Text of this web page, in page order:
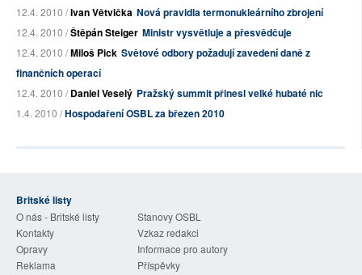
12.4. 2010 /Ivan Větvička Nová pravidla termonukleárního zbrojení
12.4. 2010 /Štěpán Steiger Ministr vysvětluje a přesvědčuje
12.4. 2010 /Miloš Pick Světové odbory požadují zavedení daně z
finančních operací
12.4. 2010 /Daniel Veselý Pražský summit přinesl velké hubaté nic
1.4. 2010 /Hospodaření OSBL za březen 2010
Britské listy
O nás - Britské listy
Stanovy OSBL
Kontakty
Vzkaz redakci
Opravy
Informace pro autory
Reklama
Příspěvky